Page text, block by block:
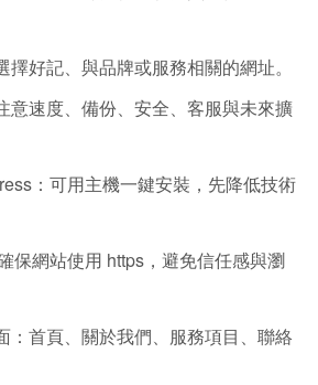
擇好記、與品牌或服務相關的網址。
意速度、備份、安全、客服與未來擴
：可用主機一鍵安裝，先降低技術
保網站使用 https，避免信任感與瀏
：首頁、關於我們、服務項目、聯絡